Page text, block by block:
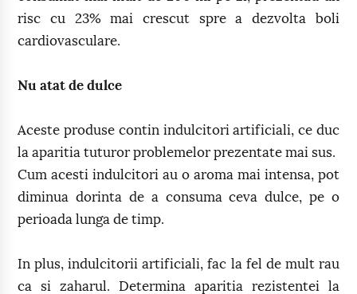
risc cu 23% mai crescut spre a dezvolta boli
cardiovasculare.
Nu atat de dulce
Aceste produse contin indulcitori artificiali, ce duc
la aparitia tuturor problemelor prezentate mai sus.
Cum acesti indulcitori au o aroma mai intensa, pot
diminua dorinta de a consuma ceva dulce, pe o
perioada lunga de timp.
In plus, indulcitorii artificiali, fac la fel de mult rau
ca si zaharul. Determina aparitia rezistentei la